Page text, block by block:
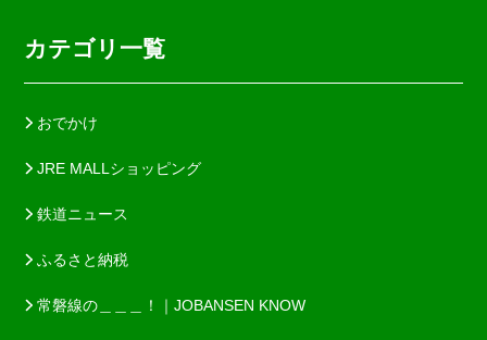
カテゴリ一覧
おでかけ
JRE MALLショッピング
鉄道ニュース
ふるさと納税
常磐線の＿＿＿！｜JOBANSEN KNOW